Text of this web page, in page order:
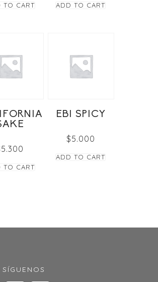
TO CART ADD TO CART
5.300
TO CART
EBI SPICY
$5.000
ADD TO CART
SÍGUENOS